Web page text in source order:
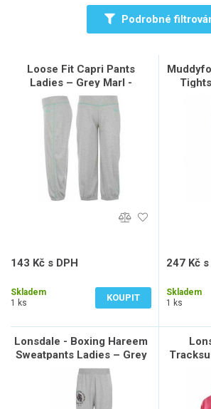
Podrobné
Loose Fit Capri Pants
Ladies – Grey Marl -
velikost 10(S)
143 Kč s DPH
Skladem
1 ks
KOUPIT
247 Kč s
Skladem
1 ks
Lonsdale - Boxing Hareem
Sweatpants Ladies – Grey
Marl - 14(L)
Pink/